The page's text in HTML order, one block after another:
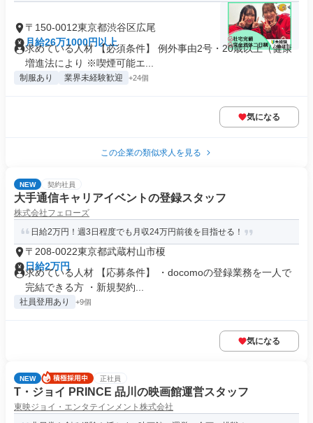
〒150-0012東京都渋谷区広尾
月給26万1000円以上
求めている人材 【必須条件】 例外事由2号・20歳以上（健康
増進法により ※喫煙可能エ...
制服あり 業界未経験歓迎 +24個
気になる
この企業の類似求人を見る
NEW 契約社員
大手通信キャリアイベントの登録スタッフ
株式会社フェローズ
日給2万円！週3日程度でも月収24万円前後を目指せる！
〒208-0022東京都武蔵村山市榎
日給2万円
求めている人材 【応募条件】 ・docomoの登録業務を一人で
完結できる方 ・新規契約...
社員登用あり +9個
気になる
NEW 正社員
T・ジョイ PRINCE 品川の映画館運営スタッフ
東映ジョイ・エンタテインメント株式会社